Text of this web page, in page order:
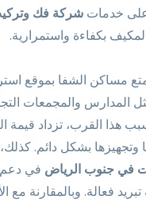
على خدمات شركة فك
بكفاءة واستمرارية.
مساكن الشفا بموقع
المدارس والمجمعات
هذا القرب، تزداد قيمة
وتجهيزها بشكل دائم.
في جنوب الرياض في
فعالة. وبالمقارنة مع